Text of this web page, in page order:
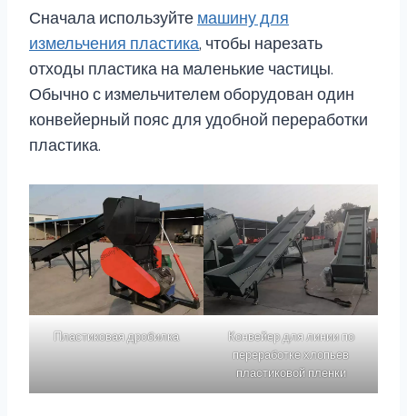
Сначала используйтемашину для
измельчения пластика, чтобы нарезать
отходы пластика на маленькие частицы.
Обычно с измельчителем оборудован один
конвейерный пояс для удобной переработки
пластика.
Пластиковая дробилка
Конвейер для линии по
переработке хлопьев
пластиковой пленки